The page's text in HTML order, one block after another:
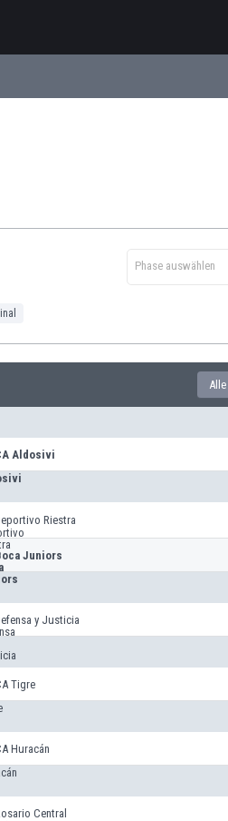
Phase auswählen
Aldosivi
Riestra
Juniors
y Justicia
Tigre
Huracán
Central